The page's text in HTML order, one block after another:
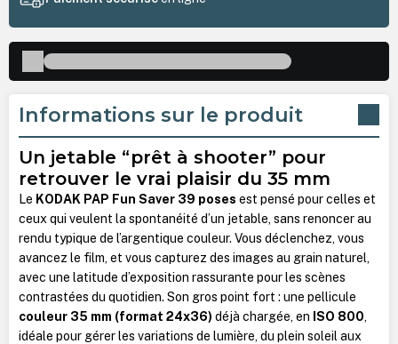
Informations sur le produit
Un jetable “prêt à shooter” pour
retrouver le vrai plaisir du 35 mm
Le KODAK PAP Fun Saver 39 poses est pensé pour celles et
ceux qui veulent la spontanéité d’un jetable, sans renoncer au
rendu typique de l’argentique couleur. Vous déclenchez, vous
avancez le film, et vous capturez des images au grain naturel,
avec une latitude d’exposition rassurante pour les scènes
contrastées du quotidien. Son gros point fort : une pellicule
couleur 35 mm (format 24x36) déjà chargée, en ISO 800,
idéale pour gérer les variations de lumière, du plein soleil aux